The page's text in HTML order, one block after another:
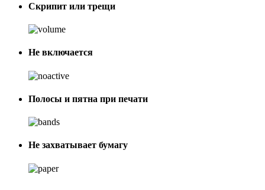
Скрипит или трещи
Не включается
Полосы и пятна при печати
Не захватывает бумагу